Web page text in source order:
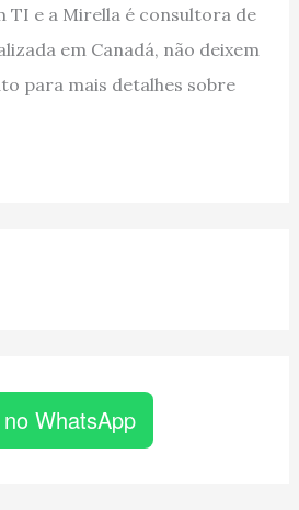
TI e a Mirella é consultora de
em Canadá, não deixem
para mais detalhes sobre
WhatsApp